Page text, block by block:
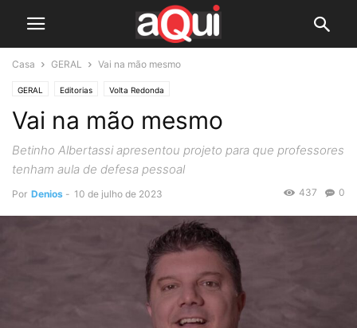
Casa GERAL Vai na mão mesmo
GERAL Editorias Volta Redonda
Vai na mão mesmo
Betinho Albertassi apresentou projeto para que professores
tenham aula de defesa pessoal
Por Denios - 10 de julho de 2023 0
437